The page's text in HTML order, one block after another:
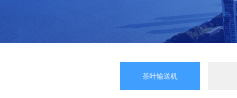
茶叶输送机